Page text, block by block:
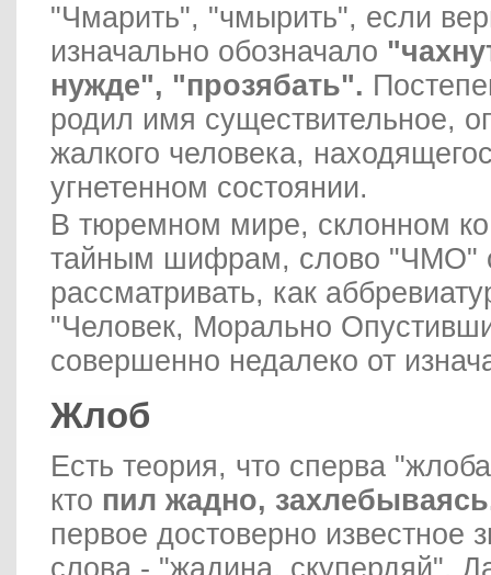
"Чмарить", "чмырить", если
изначально обозначало
нужде", "прозябать".
родил имя существительное,
жалкого человека,
угнетенном состоянии.
В тюремном мире, склонном ко
тайным шифрам, слово "ЧМО"
рассматривать, как
"Человек, Морально
совершенно недалеко от
Жлоб
Есть теория, что сперва
кто пил жадно,
первое достоверно известное